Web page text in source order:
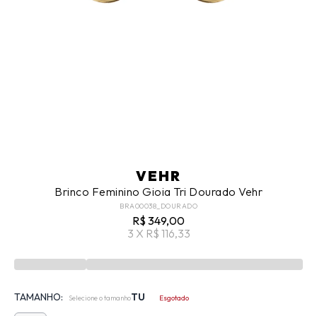
VEHR
Brinco Feminino Gioia Tri Dourado Vehr
BRA00038_DOURADO
R$ 349,00
3 X R$ 116,33
TAMANHO: Selecione o tamanhoTU Esgotado